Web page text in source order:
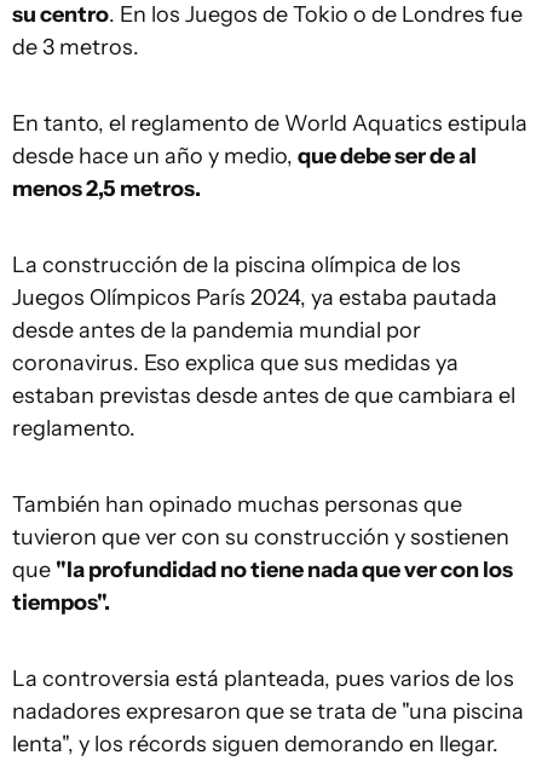
su centro. En los Juegos de Tokio o de Londres fue
de 3 metros.
En tanto, el reglamento de World Aquatics estipula
desde hace un año y medio, que debe ser de al
menos 2,5 metros.
La construcción de la piscina olímpica de los
Juegos Olímpicos París 2024, ya estaba pautada
desde antes de la pandemia mundial por
coronavirus. Eso explica que sus medidas ya
estaban previstas desde antes de que cambiara el
reglamento.
También han opinado muchas personas que
tuvieron que ver con su construcción y sostienen
que "la profundidad no tiene nada que ver con los
tiempos".
La controversia está planteada, pues varios de los
nadadores expresaron que se trata de "una piscina
lenta", y los récords siguen demorando en llegar.